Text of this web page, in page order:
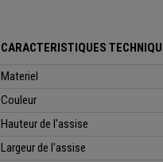
CARACTERISTIQUES
Materiel
Couleur
Hauteur de l'assise
Largeur de l'assise